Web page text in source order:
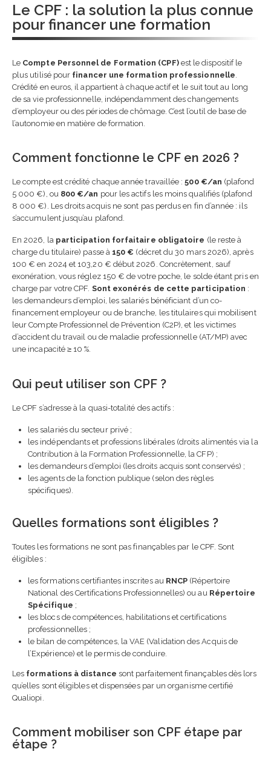
Le CPF : la solution la plus connue
pour financer une formation
Le Compte Personnel de Formation (CPF)est le dispositif le
plus utilisé pour financer une formation professionnelle
Crédité en euros, il appartient à chaque actif et le suit tout au long
de sa vie professionnelle, indépendamment des changements
d’employeur ou des périodes de chômage. C’est l’outil de base de
l’autonomie en matière de formation.
Comment fonctionne le CPF en 2026 ?
Le compte est crédité chaque année travaillée :500 €/an (plafond
5 000 €), ou 800 €/an pour les actifs les moins qualifiés (plafond
8 000 €). Les droits acquis ne sont pas perdus en fin d’année : ils
s’accumulent jusqu’au plafond.
En 2026, la participation forfaitaire obligatoire (le reste à
charge du titulaire) passe à 150 € (décret du 30 mars 2026), après
100 € en 2024 et 103,20 € début 2026. Concrètement, sauf
exonération, vous réglez 150 € de votre poche, le solde étant pris en
charge par votre CPF. Sont exonérés de cette participation :
les demandeurs d’emploi, les salariés bénéficiant d’un co-
financement employeur ou de branche, les titulaires qui mobilisent
leur Compte Professionnel de Prévention (C2P), et les victimes
d’accident du travail ou de maladie professionnelle (AT/MP) avec
une incapacité ≥ 10 %.
Qui peut utiliser son CPF ?
Le CPF s’adresse à la quasi-totalité des actifs :
les salariés du secteur privé ;
les indépendants et professions libérales (droits alimentés via la
Contribution à la Formation Professionnelle, la CFP) ;
les demandeurs d’emploi (les droits acquis sont conservés) ;
les agents de la fonction publique (selon des règles
spécifiques).
Quelles formations sont éligibles ?
Toutes les formations ne sont pas finançables par le CPF. Sont
éligibles :
les formations certifiantes inscrites au RNCP (Répertoire
National des Certifications Professionnelles) ou au Répertoire
Spécifique ;
les blocs de compétences, habilitations et certifications
professionnelles ;
le bilan de compétences, la VAE (Validation des Acquis de
l’Expérience) et le permis de conduire.
Les formations à distance sont parfaitement finançables dès lors
qu’elles sont éligibles et dispensées par un organisme certifié
Qualiopi.
Comment mobiliser son CPF étape par
étape ?